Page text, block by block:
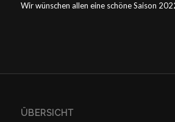
Wir wünschen allen eine schöne Saison
ÜBERSICHT